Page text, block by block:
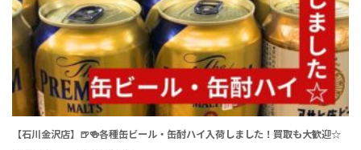
【石川金沢店】🍺🍻各種缶ビール・缶酎ハイ入荷しました！買取も大歓迎☆